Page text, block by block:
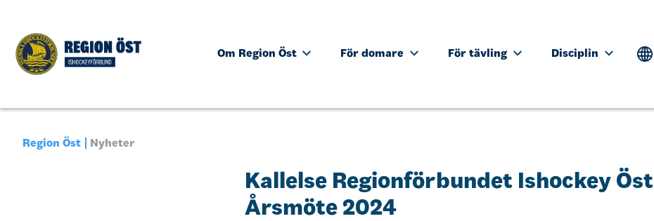
Om Region Öst För domare För tävling Disciplin
Region Öst Nyheter
Kallelse Regionförbundet Ishockey Öst
Årsmöte 2024